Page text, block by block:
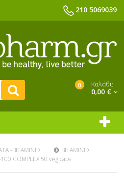
210 5069039
0 Καλάθι:
0,00 €
-ΒΙΤΑΜΙΝΕΣ
ΒΙΤΑΜΙΝΕΣ
COMPLEX 50 veg.caps